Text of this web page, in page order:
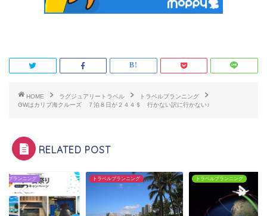
HOME ラグジュアリートラベル
トラベルプランニング
GWはカリブ海クルーズ ７泊８日が２４４＄ 行かない訳に行かない♪
RELATED POST
ルプランニング トラベルプランニング トラベルプランニング